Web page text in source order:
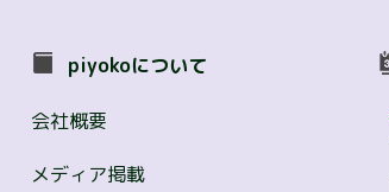
piyokoについて
会社概要
メディア掲載